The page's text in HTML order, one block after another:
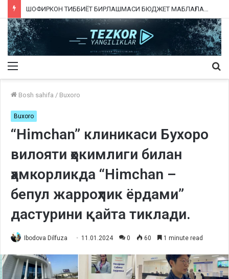
ШОФИРКОН ТИББИЁТ БИРЛАШМАСИ БЮДЖЕТ МАБЛАҒЛАРИНИ ТАЛОН-ТАРОЖ ҚИЛИНГАНИ РОСТМИ?
Menu
Bosh sahifa / Buxoro
Buxoro
“Himchan” клиникаси Бухоро
вилояти ҳокимлиги билан
ҳамкорликда “Himchan –
бепул жарроҳлик ёрдами”
дастурини қайта тиклади.
Ibodova Dilfuza 11.01.2024 0 60 1 minute read